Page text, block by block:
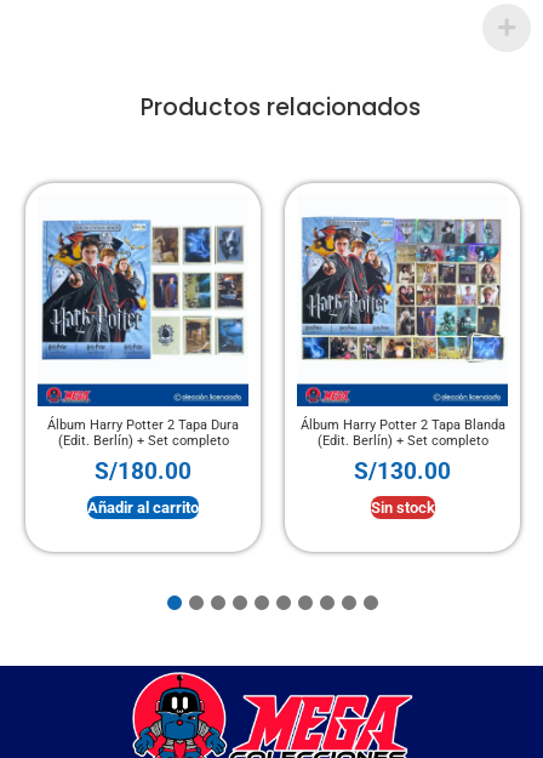
Productos relacionados
Álbum Harry Potter 2 Tapa Dura
(Edit. Berlín) + Set completo
S/180.00
Añadir al carrito
Álbum Harry Potter 2 Tapa Blanda
(Edit. Berlín) + Set completo
S/130.00
Sin stock